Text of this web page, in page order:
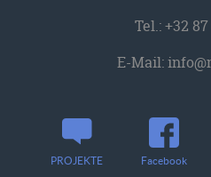
Tel.:+32
E-Mail:
PROJEKTE Facebook